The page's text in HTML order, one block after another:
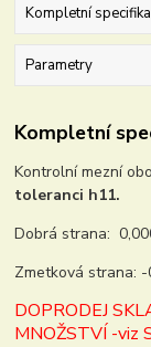
Kompletní
Parametry
Kompletní
Kontrolní mezní
toleranci h11.
Dobrá strana:
Zmetková strana: -
DOPRODEJ
MNOŽSTVÍ -viz